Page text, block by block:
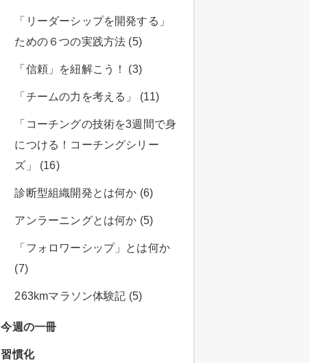
「リーダーシップを開発する」
ための６つの実践方法 (5)
「信頼」を紐解こう！ (3)
「チームの力を考える」 (11)
「コーチングの技術を3週間で身
につける！コーチングシリー
ズ」 (16)
診断型組織開発とは何か (6)
アンラーニングとは何か (5)
「フォロワーシップ」とは何か
(7)
263kmマラソン体験記 (5)
今週の一冊
習慣化